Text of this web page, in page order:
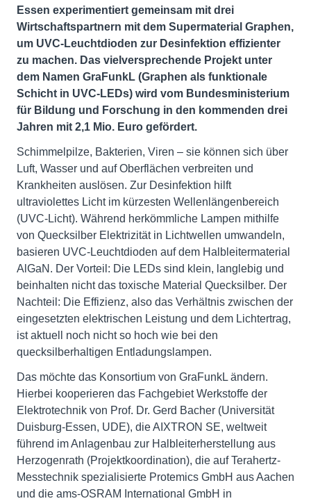
Essen experimentiert gemeinsam mit drei
Wirtschaftspartnern mit dem Supermaterial Graphen,
um UVC-Leuchtdioden zur Desinfektion effizienter
zu machen. Das vielversprechende Projekt unter
dem Namen GraFunkL (Graphen als funktionale
Schicht in UVC-LEDs) wird vom Bundesministerium
für Bildung und Forschung in den kommenden drei
Jahren mit 2,1 Mio. Euro gefördert.
Schimmelpilze, Bakterien, Viren – sie können sich über
Luft, Wasser und auf Oberflächen verbreiten und
Krankheiten auslösen. Zur Desinfektion hilft
ultraviolettes Licht im kürzesten Wellenlängenbereich
(UVC-Licht). Während herkömmliche Lampen mithilfe
von Quecksilber Elektrizität in Lichtwellen umwandeln,
basieren UVC-Leuchtdioden auf dem Halbleitermaterial
AlGaN. Der Vorteil: Die LEDs sind klein, langlebig und
beinhalten nicht das toxische Material Quecksilber. Der
Nachteil: Die Effizienz, also das Verhältnis zwischen der
eingesetzten elektrischen Leistung und dem Lichtertrag,
ist aktuell noch nicht so hoch wie bei den
quecksilberhaltigen Entladungslampen.
Das möchte das Konsortium von GraFunkL ändern.
Hierbei kooperieren das Fachgebiet Werkstoffe der
Elektrotechnik von Prof. Dr. Gerd Bacher (Universität
Duisburg-Essen, UDE), die AIXTRON SE, weltweit
führend im Anlagenbau zur Halbleiterherstellung aus
Herzogenrath (Projektkoordination), die auf Terahertz-
Messtechnik spezialisierte Protemics GmbH aus Aachen
und die ams-OSRAM International GmbH in